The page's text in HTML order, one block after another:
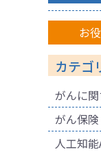
お
カテゴ
がんに
がん保険
人工知